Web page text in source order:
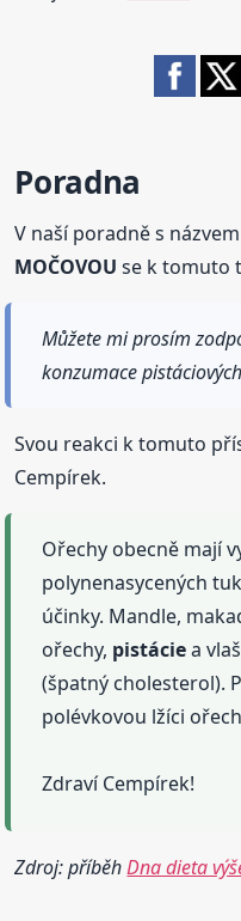
Poradna
V naší poradně s názvem
MOČOVOU se k tomuto
Můžete mi prosím
konzumace
Svou reakci k tomuto
Cempírek.
Ořechy obecně mají
polynenasycených
účinky. Mandle,
ořechy, pistáciea
(špatný cholesterol).
polévkovou lžíci
Zdraví Cempírek!
Zdroj: příběhDna dieta